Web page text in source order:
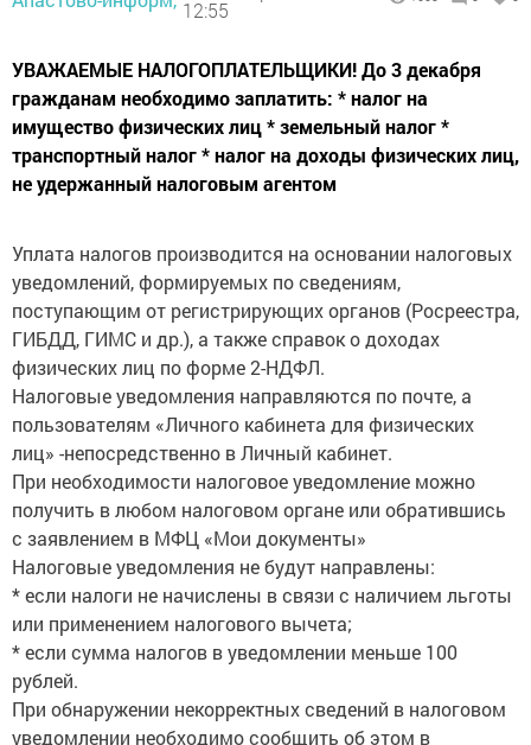
12:55
УВАЖАЕМЫЕ НАЛОГОПЛАТЕЛЬЩИКИ! До 3 декабря
гражданам необходимо заплатить: * налог на
имущество физических лиц * земельный налог *
транспортный налог * налог на доходы физических лиц,
не удержанный налоговым агентом
Уплата налогов производится на основании налоговых
уведомлений, формируемых по сведениям,
поступающим от регистрирующих органов (Росреестра,
ГИБДД, ГИМС и др.), а также справок о доходах
физических лиц по форме 2-НДФЛ.
Налоговые уведомления направляются по почте, а
пользователям «Личного кабинета для физических
лиц» -непосредственно в Личный кабинет.
При необходимости налоговое уведомление можно
получить в любом налоговом органе или обратившись
с заявлением в МФЦ «Мои документы»
Налоговые уведомления не будут направлены:
* если налоги не начислены в связи с наличием льготы
или применением налогового вычета;
* если сумма налогов в уведомлении меньше 100
рублей.
При обнаружении некорректных сведений в налоговом
уведомлении необходимо сообщить об этом в